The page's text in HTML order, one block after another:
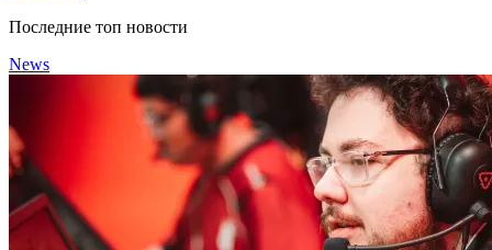
Последние топ новости
News